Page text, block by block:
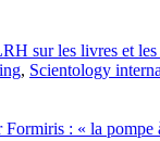
sur les livres et
, Scientology
Formiris : « la